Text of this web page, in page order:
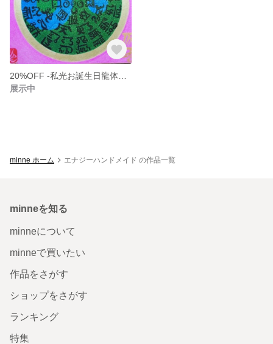
展示中
minne ホーム エナジーハンドメイド の作品一覧
minneを知る
minneについて
minneで買いたい
作品をさがす
ショップをさがす
ランキング
特集